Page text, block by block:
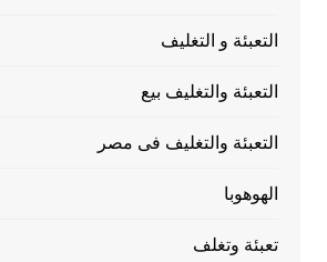
التعبئة و التغليف
التعبئة والتغليف بيع
التعبئة والتغليف فى مصر
الهوهوبا
تعبئة وتغلف